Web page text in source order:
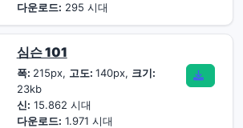
다운로드: 295 시대
심슨 101
폭: 215px, 고도: 140px, 크기:
23kb
신: 15.862 시대
다운로드: 1.971 시대